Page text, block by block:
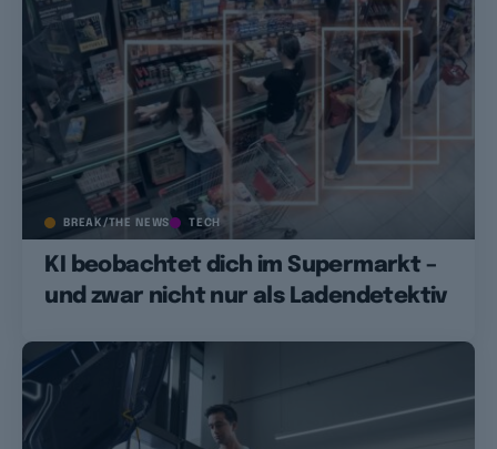
BREAK/THE NEWS TECH
KI beobachtet dich im Supermarkt –
und zwar nicht nur als Ladendetektiv